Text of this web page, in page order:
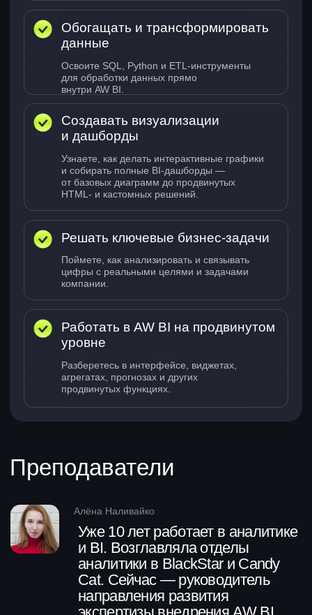
Узнаете, как устроены
модели данных в AW BI
Научитесь подключать
разные источники данных
Освоите настройку связей
между таблицами
В этом модуле вы
Изучите основные функции
и возможности моделей
Создадите первую модель
данных
SQL для обогащения данных
Навык 4
Научитесь использовать SQL-
запросы внутри AW BI
Освоите работу с разными
типами баз данных и файлов
Начнете писать собственные
запросы
Научитесь тестировать
и проверять запросы внутри
платформы
В этом модуле вы
ETL-процессы
Навык 5
Научитесь применять готовые
ETL-блоки внутри инструмента
Визуализация данных